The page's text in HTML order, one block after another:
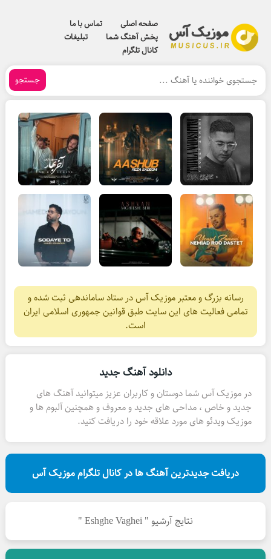
صفحه اصلی
تماس با ما
پخش آهنگ شما
تبلیغات
کانال تلگرام
جستجو
رسانه بزرگ و معتبر موزیک آس در ستاد ساماندهی ثبت شده و
تمامی فعالیت های این سایت طبق قوانین جمهوری اسلامی ایران
است.
دانلود آهنگ جدید
در موزیک آس شما دوستان و کاربران عزیز میتوانید آهنگ های
جدید و خاص ، مداحی های جدید و معروف و همچنین آلبوم ها و
موزیک ویدئو های مورد علاقه خود را دریافت کنید.
دریافت جدیدترین آهنگ ها در کانال تلگرام موزیک آس
نتایج آرشیو " Eshghe Vaghei "